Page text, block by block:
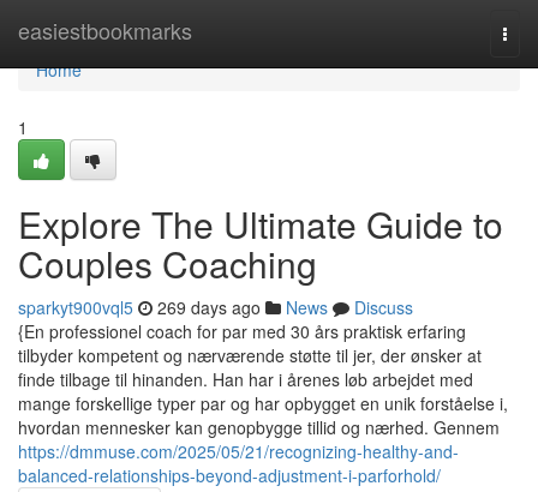
easiestbookmarks
Home
Home
1
Explore The Ultimate Guide to
Couples Coaching
sparkyt900vql5 269 days ago News
Discuss
{En professionel coach for par med 30 års praktisk erfaring
tilbyder kompetent og nærværende støtte til jer, der ønsker at
finde tilbage til hinanden. Han har i årenes løb arbejdet med
mange forskellige typer par og har opbygget en unik forståelse i,
hvordan mennesker kan genopbygge tillid og nærhed. Gennem
https://dmmuse.com/2025/05/21/recognizing-healthy-and-
balanced-relationships-beyond-adjustment-i-parforhold/